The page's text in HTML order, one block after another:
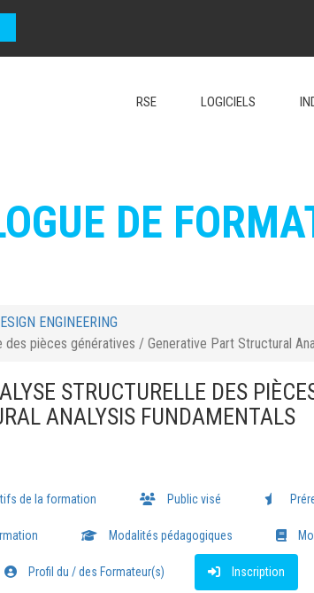
RSE LOGICIELS
DE
ENGINEERING
pièces génératives / Generative Part Structural
STRUCTURELLE DES
ANALYSIS FUNDAMENTALS
de la formation Public visé
Modalités pédagogiques
Profil du / des Formateur(s) Inscription